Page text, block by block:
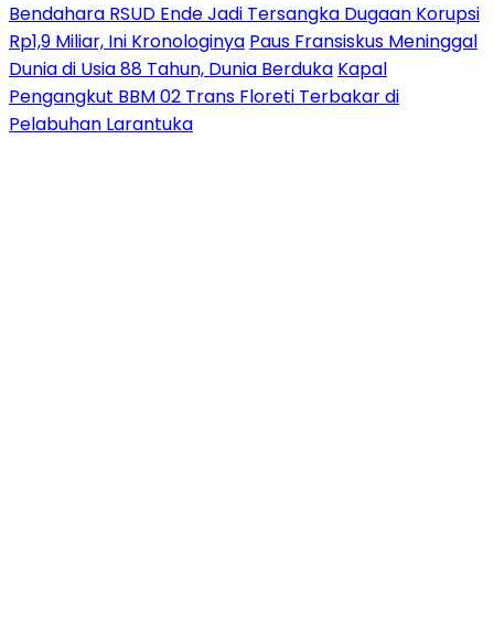
Bendahara RSUD Ende Jadi Tersangka Dugaan Korupsi
Rp1,9 Miliar, Ini Kronologinya Paus Fransiskus Meninggal
Dunia di Usia 88 Tahun, Dunia Berduka Kapal
Pengangkut BBM 02 Trans Floreti Terbakar di
Pelabuhan Larantuka